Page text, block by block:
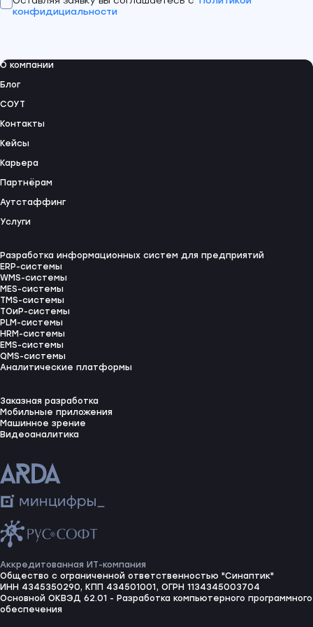
конфидициальности
О компании
Блог
СОУТ
Контакты
Кейсы
Карьера
Партнёрам
Аутстаффинг
Услуги
Разработка информационных систем для предприятий
ERP-системы
WMS-системы
MES-системы
TMS-системы
ТОиР-системы
PLM-системы
HRM-системы
EMS-системы
QMS-системы
Аналитические платформы
Заказная разработка
Мобильные приложения
Машинное зрение
Видеоаналитика
Аккредитованная ИТ-компания
Общество с ограниченной ответственностью "Синаптик"
ИНН 4345350290, КПП 434501001, ОГРН 1134345003704
Основной ОКВЭД 62.01 - Разработка компьютерного программного
обеспечения